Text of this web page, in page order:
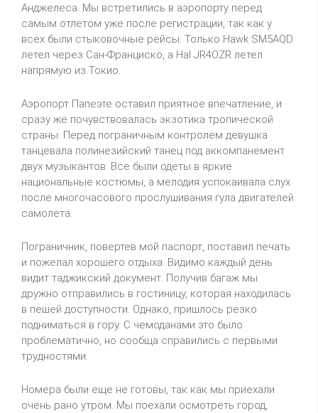
Анджелеса. Мы встретились в аэропорту перед
самым отлетом уже после регистрации, так как у
всех были стыковочные рейсы. Только Hawk SM5AQD
летел через Сан-Франциско, а Hal JR4OZR летел
напрямую из Токио.
Аэропорт Папеэте оставил приятное впечатление, и
сразу же почувствовалась экзотика тропической
страны. Перед пограничным контролем девушка
танцевала полинезийский танец под аккомпанемент
двух музыкантов. Все были одеты в яркие
национальные костюмы, а мелодия успокаивала слух
после многочасового прослушивания гула двигателей
самолета.
Пограничник, повертев мой паспорт, поставил печать
и пожелал хорошего отдыха. Видимо каждый день
видит таджикский документ. Получив багаж мы
дружно отправились в гостиницу, которая находилась
в пешей доступности. Однако, пришлось резко
подниматься в гору. С чемоданами это было
проблематично, но сообща справились с первыми
трудностями.
Номера были еще не готовы, так как мы приехали
очень рано утром. Мы поехали осмотреть город,